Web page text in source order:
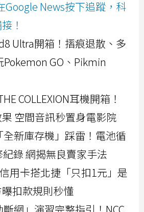
Google News按下追蹤，科
！
Ultra開箱！摺痕退散、多
GO、Pikmin
COLLEXION耳機開箱！
空間音訊秒置身電影院
新庫存機」踩雷！電池循
錄 網揭無良賣家手法
用卡搭北捷「只扣1元」是
扣款規則秒懂